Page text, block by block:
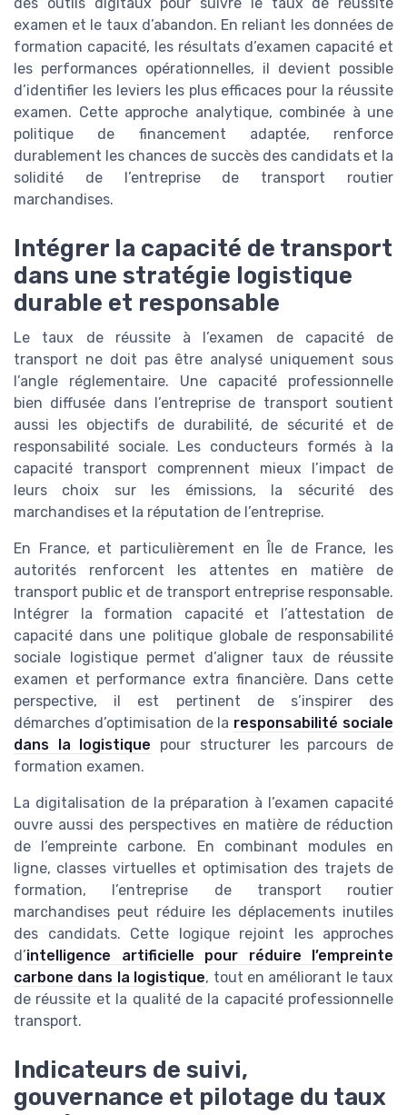
examen et le taux d’abandon. En reliant les données de
formation capacité, les résultats d’examen capacité et
les performances opérationnelles, il devient possible
d’identifier les leviers les plus efficaces pour la réussite
examen. Cette approche analytique, combinée à une
politique de financement adaptée, renforce
durablement les chances de succès des candidats et la
solidité de l’entreprise de transport routier
marchandises.
Intégrer la capacité de transport
dans une stratégie logistique
durable et responsable
Le taux de réussite à l’examen de capacité de
transport ne doit pas être analysé uniquement sous
l’angle réglementaire. Une capacité professionnelle
bien diffusée dans l’entreprise de transport soutient
aussi les objectifs de durabilité, de sécurité et de
responsabilité sociale. Les conducteurs formés à la
capacité transport comprennent mieux l’impact de
leurs choix sur les émissions, la sécurité des
marchandises et la réputation de l’entreprise.
En France, et particulièrement en Île de France, les
autorités renforcent les attentes en matière de
transport public et de transport entreprise responsable.
Intégrer la formation capacité et l’attestation de
capacité dans une politique globale de responsabilité
sociale logistique permet d’aligner taux de réussite
examen et performance extra financière. Dans cette
perspective, il est pertinent de s’inspirer des
démarches d’optimisation de la responsabilité sociale
dans la logistique pour structurer les parcours de
formation examen.
La digitalisation de la préparation à l’examen capacité
ouvre aussi des perspectives en matière de réduction
de l’empreinte carbone. En combinant modules en
ligne, classes virtuelles et optimisation des trajets de
formation, l’entreprise de transport routier
marchandises peut réduire les déplacements inutiles
des candidats. Cette logique rejoint les approches
d’intelligence artificielle pour réduire l’empreinte
carbone dans la logistique, tout en améliorant le taux
de réussite et la qualité de la capacité professionnelle
transport.
Indicateurs de suivi,
gouvernance et pilotage du taux